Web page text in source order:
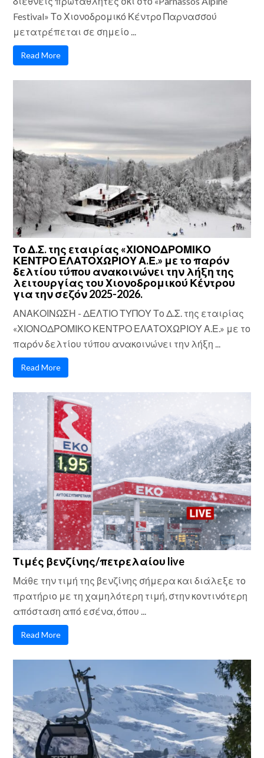
Festival» Το Χιονοδρομικό Κέντρο Παρνασσού
μετατρέπεται σε σημείο ...
Read More
Το Δ.Σ. της εταιρίας «ΧΙΟΝΟΔΡΟΜΙΚΟ
ΚΕΝΤΡΟ ΕΛΑΤΟΧΩΡΙΟΥ Α.Ε.» με το παρόν
δελτίου τύπου ανακοινώνει την λήξη της
λειτουργίας του Χιονοδρομικού Κέντρου
για την σεζόν 2025-2026.
ΑΝΑΚΟΙΝΩΣΗ - ΔΕΛΤΙΟ ΤΥΠΟΥ Το Δ.Σ. της εταιρίας
«ΧΙΟΝΟΔΡΟΜΙΚΟ ΚΕΝΤΡΟ ΕΛΑΤΟΧΩΡΙΟΥ Α.Ε.» με το
παρόν δελτίου τύπου ανακοινώνει την λήξη ...
Read More
Τιμές βενζίνης/πετρελαίου live
Μάθε την τιμή της βενζίνης σήμερα και διάλεξε το
πρατήριο με τη χαμηλότερη τιμή, στην κοντινότερη
απόσταση από εσένα, όπου ...
Read More